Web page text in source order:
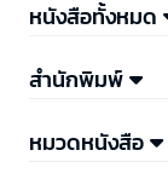
หนังสือทั้งหมด
สำนักพิมพ์
หมวดหนังสือ